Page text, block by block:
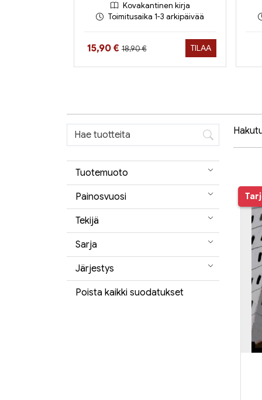
Kovakantinen kirja
Toimitusaika 1-3 arkipäivää
Hinta nyt
15,90 €Hinta aiemmin
18,90 € TILAA
Tuotemuoto
Painosvuosi
Tekijä
Sarja
Järjestys
Poista kaikki suodatukset